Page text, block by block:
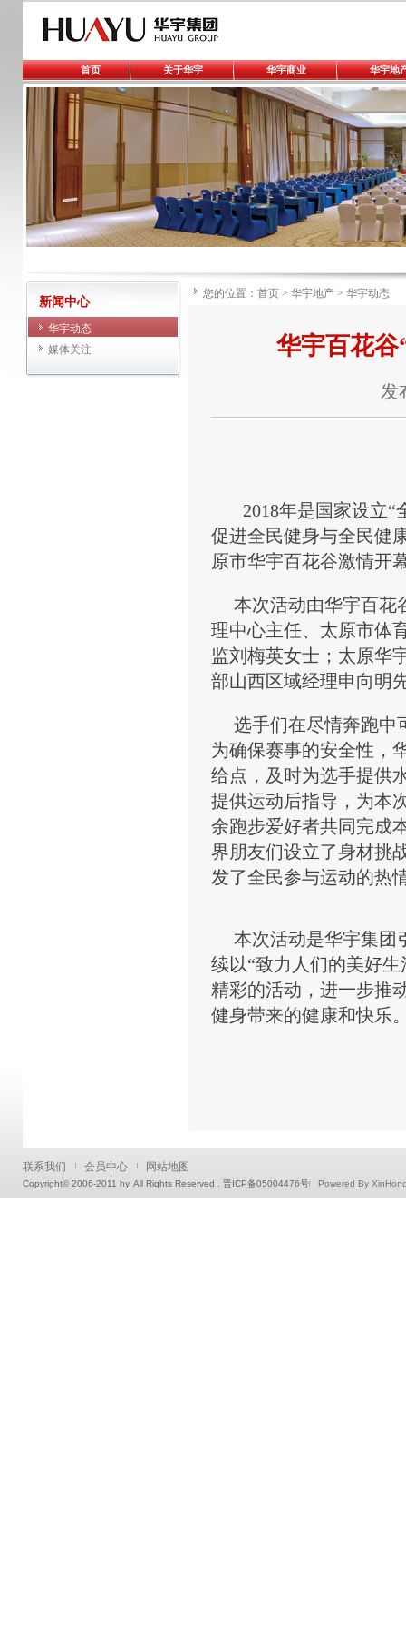
首页 关于华宇 华宇商业 华宇地
新闻中心
华宇动态
媒体关注
您的位置： 首页 > 华宇地产 > 华宇动态
华宇百花谷
发
2018年是国家设立“
促进全民健身与全民健
原市华宇百花谷激情开
本次活动由华宇百花
理中心主任、太原市体
监刘梅英女士 ； 太原华
部山西区域经理申向明
选手们在尽情奔跑中
为确保赛事的安全性，
给点， 及时为选手提供
提供运动后指导，为本
余跑步爱好者共同完成
界朋友们设立了身材挑
发了全民参与运动的热
本次活动是华宇集团
续以“致力人们的美好
精彩的活动，进一步推
健身带来的健康和快乐
联系我们 会员中心 网站地图
Copyright© 2006-2011 hy. All Rights Reserved . 晋ICP备05004476号 Powered By